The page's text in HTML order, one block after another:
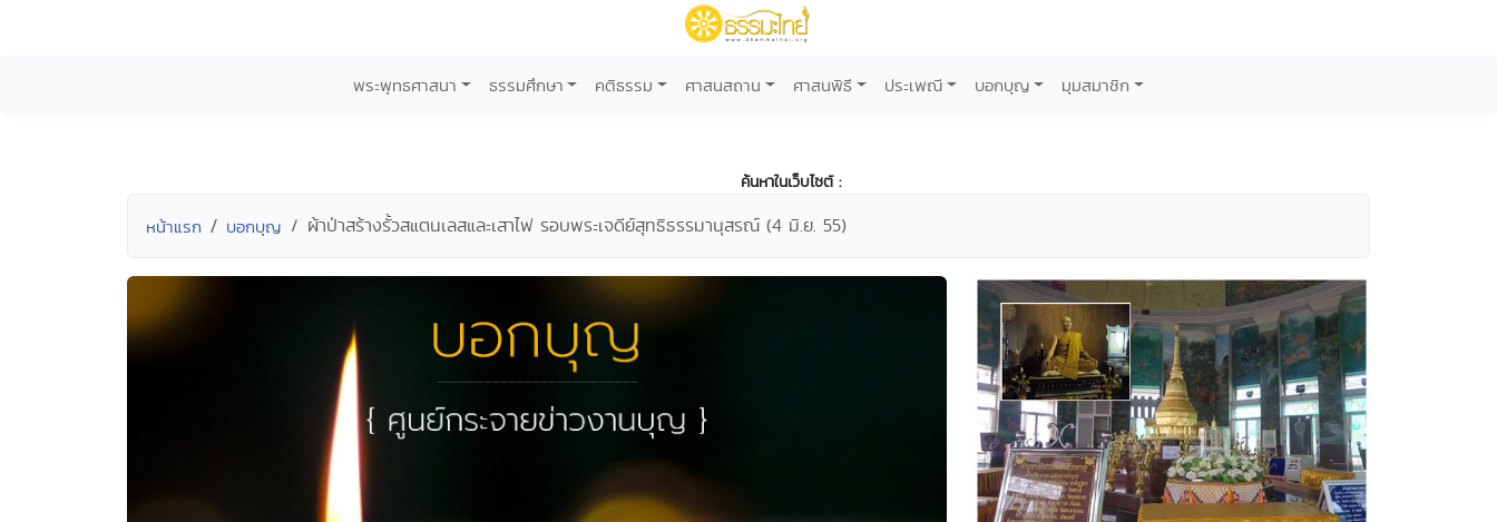
พระพุทธศาสนา ธรรมศึกษา คติธรรม ศาสนสถาน ศาสนพิธี ประเพณี บอกบุญ มุมสมาชิก
ค้นหาในเว็บไซต์ :
หน้าแรก บอกบุญ ผ้าป่าสร้างรั้วสแตนเลสและเสาไฟ รอบพระเจดีย์สุทธิธรรมานุสรณ์ (4 มิ.ย. 55)